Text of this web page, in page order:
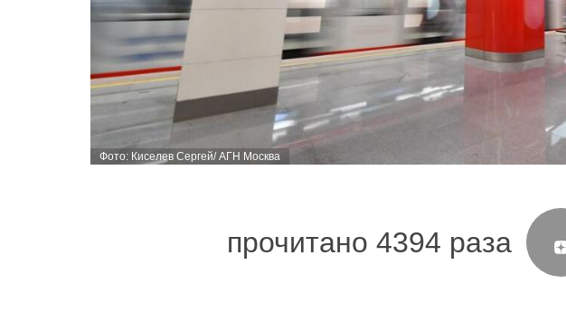
Фото: Киселев Сергей/ АГН Москва
прочитано 4394 раза